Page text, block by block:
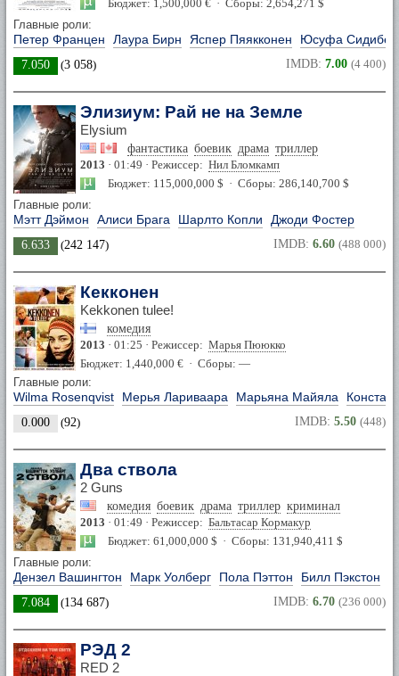
Бюджет: 1,500,000 € · Сборы: 2,654,271 $
Главные роли:
Петер Францен Лаура Бирн Яспер Пяякконен Юсуфа Сидибе
7.050 (3 058) IMDB: 7.00 (4 400)
Элизиум: Рай не на Земле
Elysium
фантастика боевик драма триллер
2013 · 01:49 · Режиссер: Нил Бломкамп
Бюджет: 115,000,000 $ · Сборы: 286,140,700 $
Главные роли:
Мэтт Дэймон Алиси Брага Шарлто Копли Джоди Фостер
6.633 (242 147) IMDB: 6.60 (488 000)
Кекконен
Kekkonen tulee!
комедия
2013 · 01:25 · Режиссер: Марья Пююкко
Бюджет: 1,440,000 € · Сборы: —
Главные роли:
Wilma Rosenqvist Мерья Лариваара Марьяна Майяла Конста
0.000 (92) IMDB: 5.50 (448)
Два ствола
2 Guns
комедия боевик драма триллер криминал
2013 · 01:49 · Режиссер: Бальтасар Кормакур
Бюджет: 61,000,000 $ · Сборы: 131,940,411 $
Главные роли:
Дензел Вашингтон Марк Уолберг Пола Пэттон Билл Пэкстон
7.084 (134 687) IMDB: 6.70 (236 000)
РЭД 2
RED 2